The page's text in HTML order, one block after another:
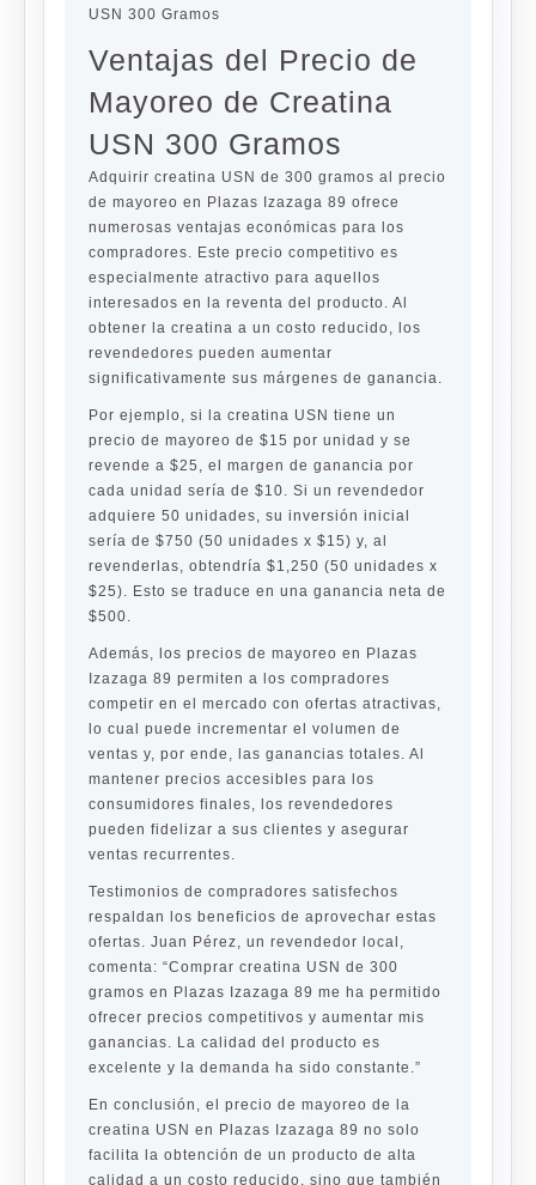
USN 300 Gramos
Ventajas del Precio de
Mayoreo de Creatina
USN 300 Gramos
Adquirir creatina USN de 300 gramos al precio
de mayoreo en Plazas Izazaga 89 ofrece
numerosas ventajas económicas para los
compradores. Este precio competitivo es
especialmente atractivo para aquellos
interesados en la reventa del producto. Al
obtener la creatina a un costo reducido, los
revendedores pueden aumentar
significativamente sus márgenes de ganancia.
Por ejemplo, si la creatina USN tiene un
precio de mayoreo de $15 por unidad y se
revende a $25, el margen de ganancia por
cada unidad sería de $10. Si un revendedor
adquiere 50 unidades, su inversión inicial
sería de $750 (50 unidades x $15) y, al
revenderlas, obtendría $1,250 (50 unidades x
$25). Esto se traduce en una ganancia neta de
$500.
Además, los precios de mayoreo en Plazas
Izazaga 89 permiten a los compradores
competir en el mercado con ofertas atractivas,
lo cual puede incrementar el volumen de
ventas y, por ende, las ganancias totales. Al
mantener precios accesibles para los
consumidores finales, los revendedores
pueden fidelizar a sus clientes y asegurar
ventas recurrentes.
Testimonios de compradores satisfechos
respaldan los beneficios de aprovechar estas
ofertas. Juan Pérez, un revendedor local,
comenta: “Comprar creatina USN de 300
gramos en Plazas Izazaga 89 me ha permitido
ofrecer precios competitivos y aumentar mis
ganancias. La calidad del producto es
excelente y la demanda ha sido constante.”
En conclusión, el precio de mayoreo de la
creatina USN en Plazas Izazaga 89 no solo
facilita la obtención de un producto de alta
calidad a un costo reducido, sino que también